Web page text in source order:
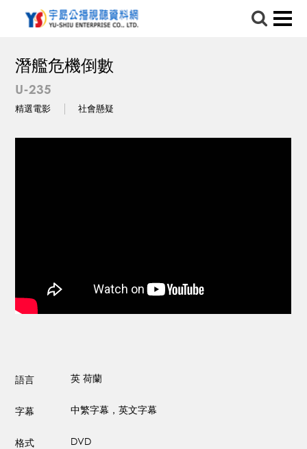
潛艦危機倒數
U-235
精選電影 社會懸疑
語言 英 荷蘭
字幕 中繁字幕，英文字幕
格式 DVD